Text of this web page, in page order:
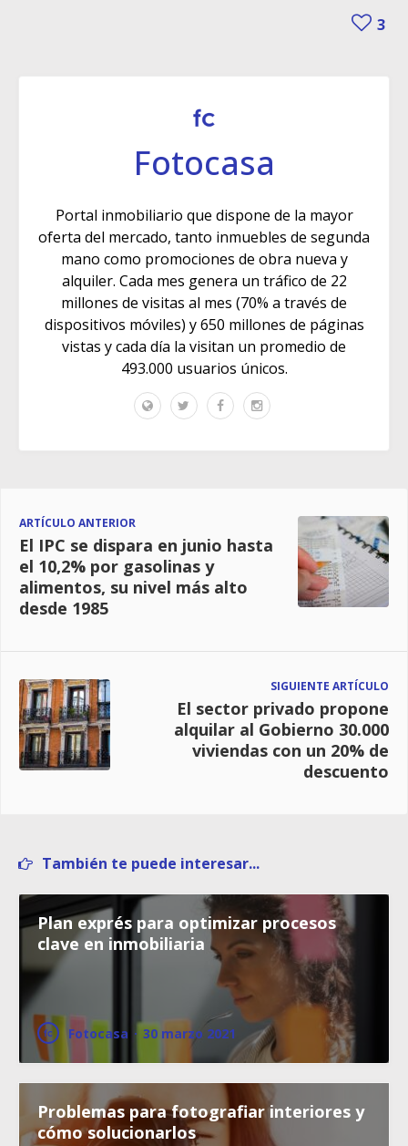
3
Fotocasa
Portal inmobiliario que dispone de la mayor
oferta del mercado, tanto inmuebles de segunda
mano como promociones de obra nueva y
alquiler. Cada mes genera un tráfico de 22
millones de visitas al mes (70% a través de
dispositivos móviles) y 650 millones de páginas
vistas y cada día la visitan un promedio de
493.000 usuarios únicos.
ARTÍCULO ANTERIOR
El IPC se dispara en junio hasta
el 10,2% por gasolinas y
alimentos, su nivel más alto
desde 1985
SIGUIENTE ARTÍCULO
El sector privado propone
alquilar al Gobierno 30.000
viviendas con un 20% de
descuento
También te puede interesar...
Plan exprés para optimizar procesos
clave en inmobiliaria
Fotocasa · 30 marzo 2021
Problemas para fotografiar interiores y
cómo solucionarlos